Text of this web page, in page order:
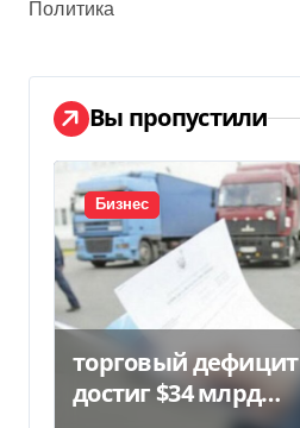
Политика
Вы пропустили
Бизнес
торговый дефицит
достиг $34 млрд…